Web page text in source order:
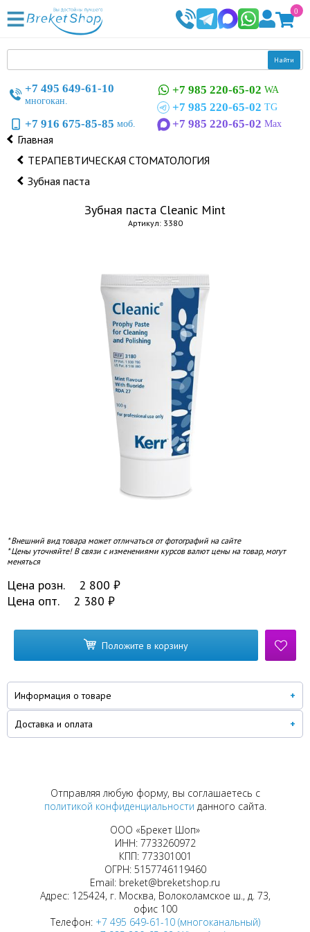
0
Найти
+7 495 649-61-10
многокан.
+7 916 675-85-85 моб.
+7 985 220-65-02 WA
+7 985 220-65-02 TG
+7 985 220-65-02 Max
Главная
ТЕРАПЕВТИЧЕСКАЯ СТОМАТОЛОГИЯ
Зубная паста
Зубная паста Cleanic Mint
Артикул: 3380
* Внешний вид товара может отличаться от фотографий на сайте
* Цены уточняйте! В связи с изменениями курсов валют цены на товар, могут
меняться
Цена розн. 2 800 ₽
Цена опт.
2 380 ₽
Положите в корзину
Информация о товаре
Доставка и оплата
Отправляя любую форму, вы соглашаетесь с
политикой конфиденциальности данного сайта.
ООО «Брекет Шоп»
ИНН: 7733260972
КПП: 773301001
ОГРН: 5157746119460
Email: breket@breketshop.ru
Адрес: 125424, г. Москва, Волоколамское ш., д. 73,
офис 100
Телефон: +7 495 649-61-10 (многоканальный)